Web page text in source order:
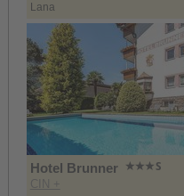
Lana
Hotel Brunner
CIN +